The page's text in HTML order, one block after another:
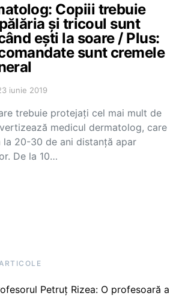
Copiii trebuie
și tricoul sunt
ești la soare / Plus:
sunt cremele
iunie 2019
trebuie protejați cel mai mult de
medicul dermatolog, care
20-30 de ani distanță apar
De la 10…
Petruț Rizea: O profesoară a